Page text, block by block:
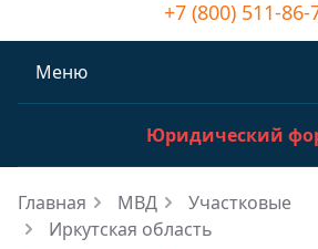
+7 (800) 511-86-
Меню
Юридический
Главная МВД
Участковые
Иркутская область